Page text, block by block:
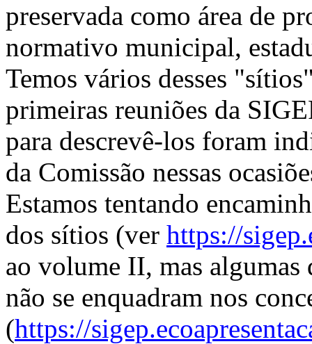
preservada como área de
normativo municipal,
Temos vários desses
primeiras reuniões da
para descrevê-los foram
da Comissão nessas
Estamos tentando
dos sítios (ver https://
ao volume II, mas algumas
não se enquadram nos
(https://